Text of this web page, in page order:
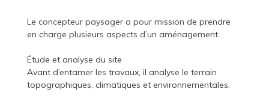
Le concepteur paysager a pour mission de prendre
en charge plusieurs aspects d’un aménagement.
Étude et analyse du site
Avant d’entamer les travaux, il analyse le terrain
topographiques, climatiques et environnementales.